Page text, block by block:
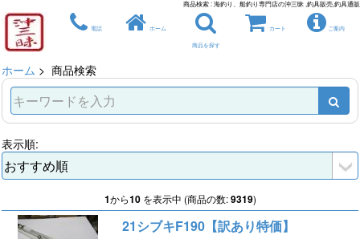
商品検索 : 海釣り、船釣り専門店の沖三昧 ,釣具販売,釣具通販
電話 ホーム
商品を探す
カート ご案内
ホーム > 商品検索
表示順:
1から10を表示中 (商品の数:9319)
21シブキF190【訳あり特価】